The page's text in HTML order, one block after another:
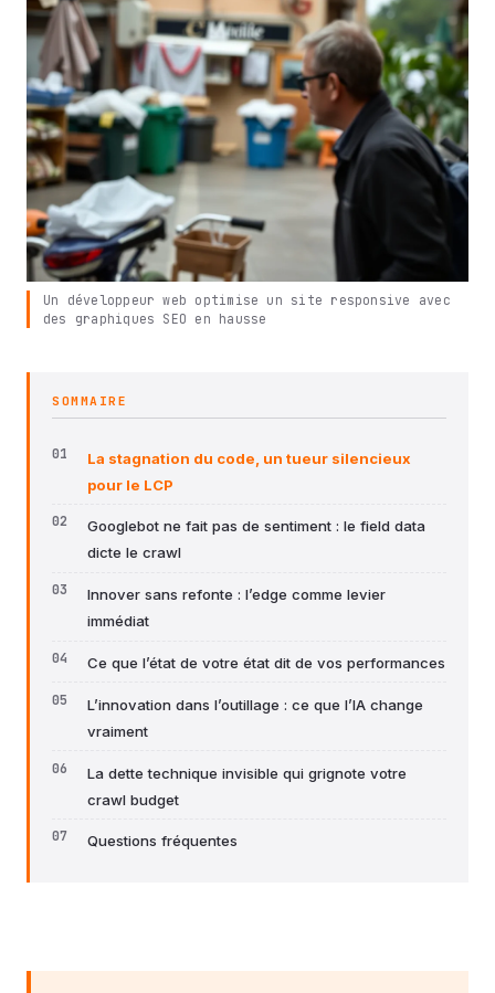
Un développeur web optimise un site responsive avec
des graphiques SEO en hausse
SOMMAIRE
La stagnation du code, un tueur silencieux
pour le LCP
Googlebot ne fait pas de sentiment : le field data
dicte le crawl
Innover sans refonte : l’edge comme levier
immédiat
Ce que l’état de votre état dit de vos performances
L’innovation dans l’outillage : ce que l’IA change
vraiment
La dette technique invisible qui grignote votre
crawl budget
Questions fréquentes